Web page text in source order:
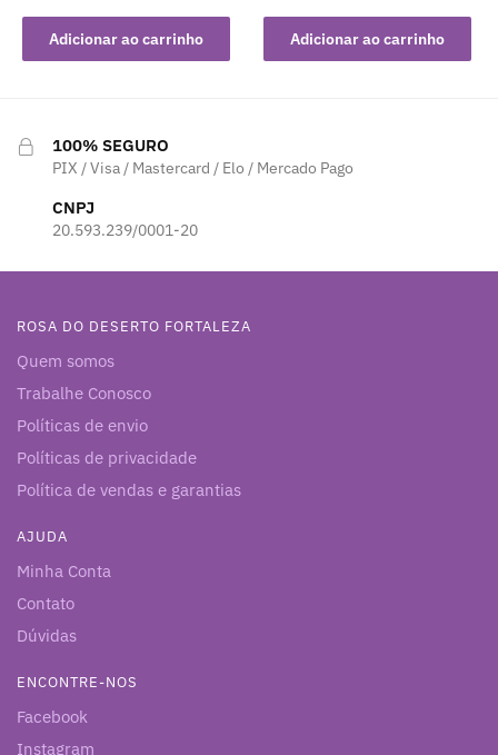
Adicionar ao carrinho Adicionar ao carrinho
100% SEGURO
PIX / Visa / Mastercard / Elo / Mercado Pago
CNPJ
20.593.239/0001-20
ROSA DO DESERTO FORTALEZA
Quem somos
Trabalhe Conosco
Políticas de envio
Políticas de privacidade
Política de vendas e garantias
AJUDA
Minha Conta
Contato
Dúvidas
ENCONTRE-NOS
Facebook
Instagram